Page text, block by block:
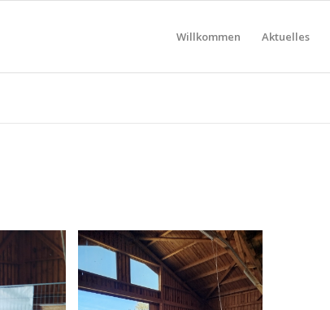
Willkommen Aktuelles